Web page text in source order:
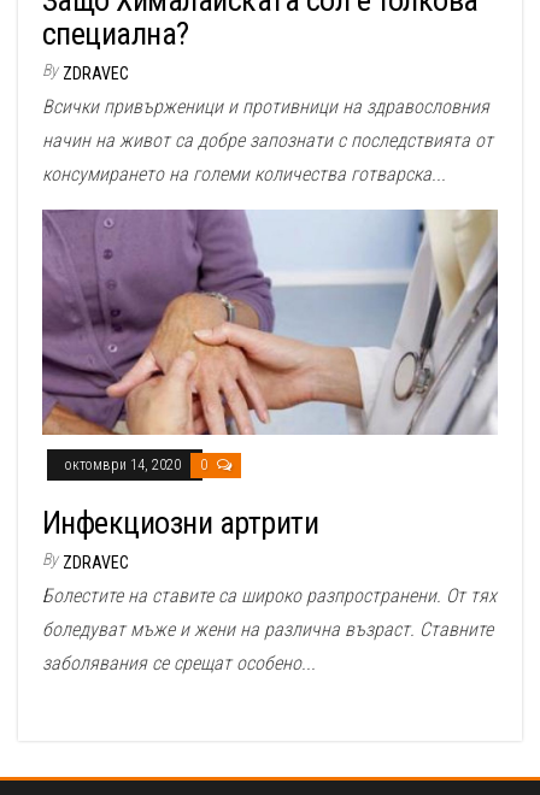
специална?
By ZDRAVEC
Всички привърженици и противници на здравословния
начин на живот са добре запознати с последствията от
консумирането на големи количества готварска...
октомври 14, 2020 0
Инфекциозни артрити
By ZDRAVEC
Болестите на ставите са широко разпространени. От тях
боледуват мъже и жени на различна възраст. Ставните
заболявания се срещат особено...